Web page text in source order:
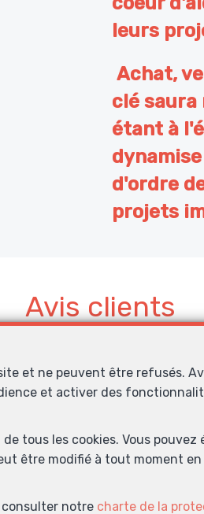
leurs
Achat,
clé
étant à
d'ordre
projets
Avis clients
écoute et bon
et ne peuvent être refusés.
et activer des
tous les cookies. Vous
être modifié à tout moment
consulter notre charte de la